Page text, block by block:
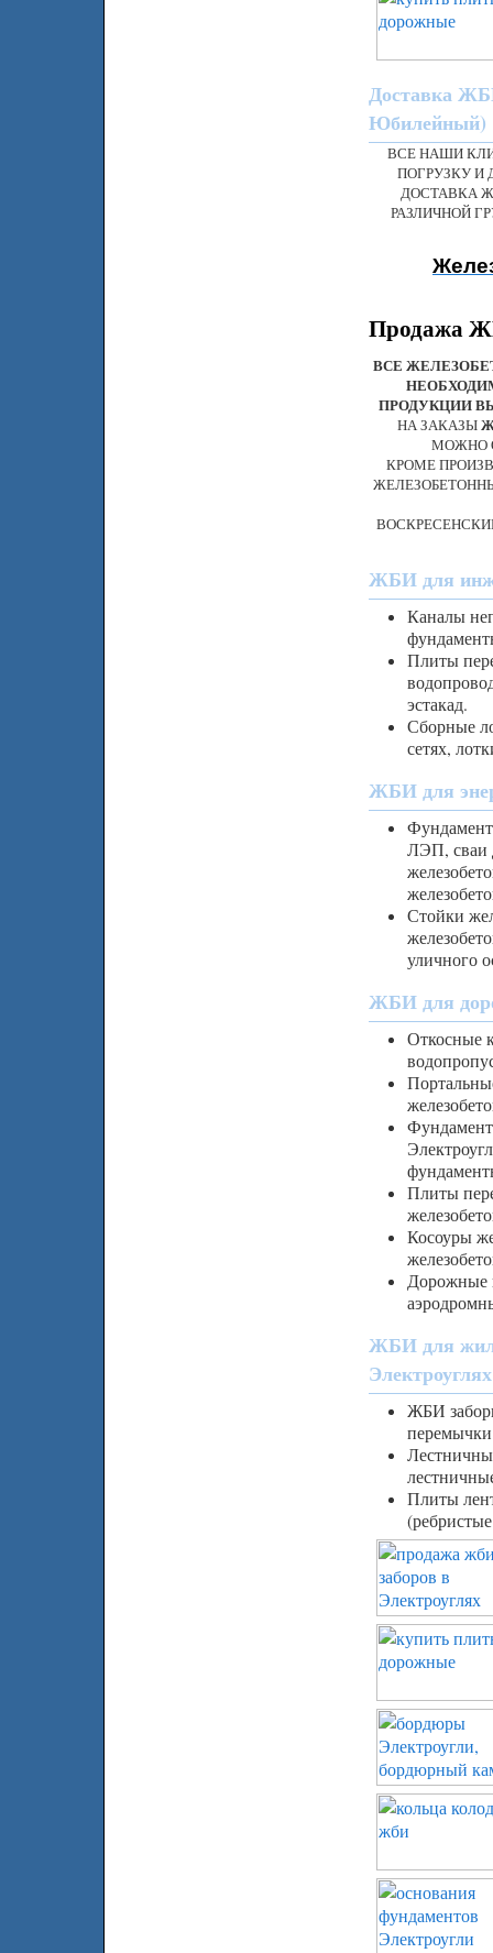
Доставка
Юбилейный)
ВСЕ НАШИ
ПОГРУЗКУ И
ДОСТАВКА
РАЗЛИЧНОЙ
Продажа
ВСЕ
ПРОДУКЦИИ
НА ЗАКАЗЫ
МОЖНО
КРОМЕ
ЖБИ для
Каналы
Плиты
эстакад.
Сборные
сетях,
ЖБИ для
ЛЭП, сваи
Стойки
уличного
ЖБИ для
Откосные
Плиты
Косоуры
Дорожные
ЖБИ для
Электроуглях
ЖБИ
Плиты